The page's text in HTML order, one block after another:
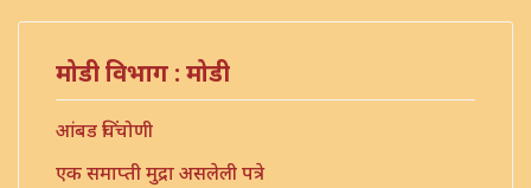
मोडी विभाग : मोडी
आंबड चिंचोणी
एक समाप्ती मुद्रा असलेली पत्रे